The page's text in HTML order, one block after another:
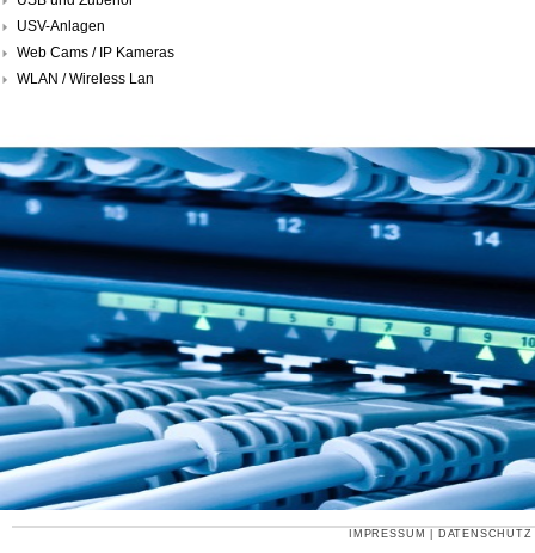
USV-Anlagen
Web Cams / IP Kameras
WLAN / Wireless Lan
IMPRESSUM DATENSCHUTZ